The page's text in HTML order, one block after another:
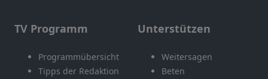
TV Programm
Programmübersicht
Tipps der Redaktion
Unterstützen
Weitersagen
Beten